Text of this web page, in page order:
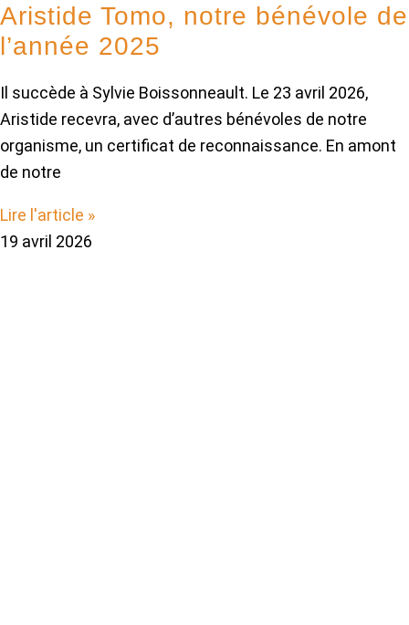
Aristide Tomo, notre bénévole de
l’année 2025
Il succède à Sylvie Boissonneault. Le 23 avril 2026,
Aristide recevra, avec d’autres bénévoles de notre
organisme, un certificat de reconnaissance. En amont
de notre
Lire l'article »
19 avril 2026